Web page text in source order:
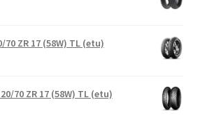
ZR 17 (58W) TL (etu)
70 ZR 17 (58W) TL (etu)